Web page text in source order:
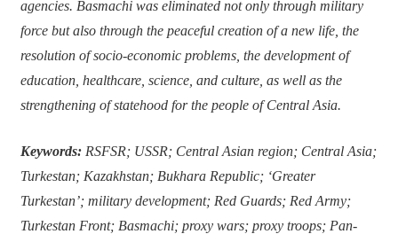
agencies. Basmachi was eliminated not only through military
force but also through the peaceful creation of a new life, the
resolution of socio-economic problems, the development of
education, healthcare, science, and culture, as well as the
strengthening of statehood for the people of Central Asia.
Keywords:RSFSR; USSR; Central Asian region; Central Asia;
Turkestan; Kazakhstan; Bukhara Republic; ‘Greater
Turkestan’; military development; Red Guards; Red Army;
Turkestan Front; Basmachi; proxy wars; proxy troops; Pan-